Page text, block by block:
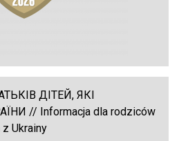
ДІТЕЙ, ЯКІ
// Informacja dla rodziców
Ukrainy